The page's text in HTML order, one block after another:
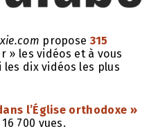
propose 315
» les vidéos et à vous
dix vidéos les plus
l’Église orthodoxe »
700 vues.